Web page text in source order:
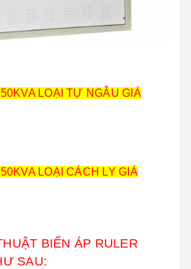
LOẠI TỰ NGẪU GIÁ
LOẠI CÁCH LY GIÁ
BIẾN ÁP RULER
SAU: